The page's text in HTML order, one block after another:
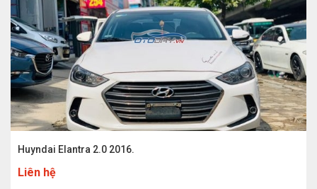
Huyndai Elantra 2.0 2016.
Liên hệ